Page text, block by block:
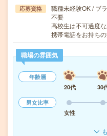
応募資格
職種未経験OK / ブ
不要
高校生は不可過度
携帯電話をお持ち
職場の雰囲気
年齢層
20代
30
男女比率
女性